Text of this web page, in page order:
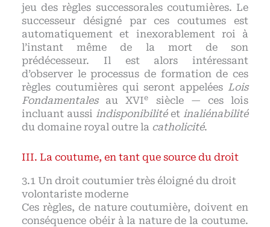
jeu des règles successorales coutumières. Le
successeur désigné par ces coutumes est
automatiquement et inexorablement roi à
l’instant même de la mort de son
prédécesseur. Il est alors intéressant
d’observer le processus de formation de ces
règles coutumières qui seront appelées Lois
Fondamentalesau XVIe
siècle — ces lois
incluant aussi indisponibilitéet inaliénabilité
du domaine royal outre la catholicité.
La coutume, en tant que source du droit
Un droit coutumier très éloigné du droit
volontariste moderne
Ces règles, de nature coutumière, doivent en
conséquence obéir à la nature de la coutume.